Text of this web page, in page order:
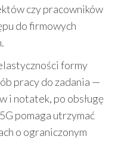
czy pracowników
do firmowych
formy
pracy do zadania —
i notatek, po obsługę
pomaga utrzymać
o ograniczonym